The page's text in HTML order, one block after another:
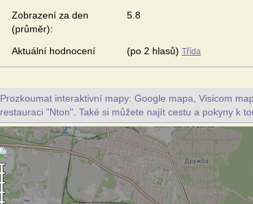
Zobrazení za den
(průměr):
5.8
Aktuální hodnocení (po 2 hlasů) Třída
Prozkoumat interaktivní mapy: Google mapa, Visicom
restauraci "Nton". Také si můžete najít cestu a pokyny k